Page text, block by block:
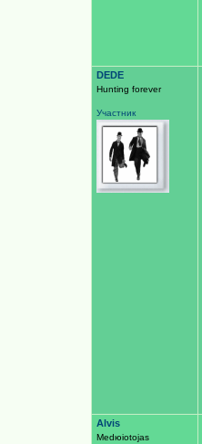
DEDE
Hunting forever
Участник
Alvis
Medюiotojas